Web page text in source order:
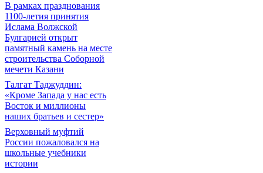
В рамках празднования
1100-летия принятия
Ислама Волжской
Булгарией открыт
памятный камень на месте
строительства Соборной
мечети Казани
Талгат Таджуддин:
«Кроме Запада у нас есть
Восток и миллионы
наших братьев и сестер»
Верховный муфтий
России пожаловался на
школьные учебники
истории